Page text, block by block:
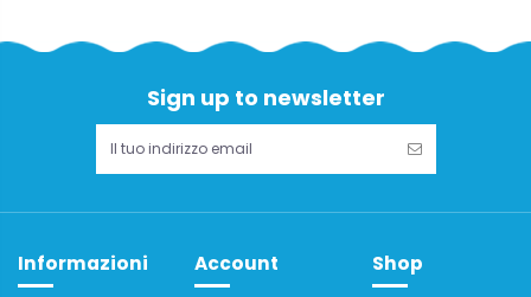
Sign up to newsletter
Informazioni Account Shop